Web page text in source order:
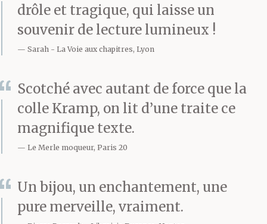
drôle et tragique, qui laisse un
souvenir de lecture lumineux !
Sarah La Voie aux chapitres, Lyon
Scotché avec autant de force que la
colle Kramp, on lit d’une traite ce
magnifique texte.
Le Merle moqueur, Paris 20
Un bijou, un enchantement, une
pure merveille, vraiment.